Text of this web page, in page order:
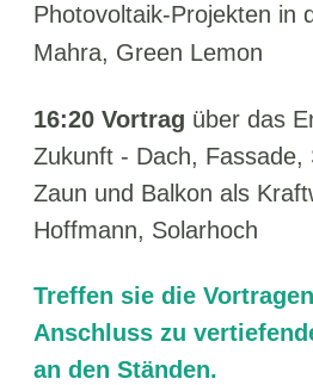
Photovoltaik-Projekten in
Mahra, Green Lemon
16:20 Vortrag über das
Zukunft - Dach, Fassade,
Zaun und Balkon als
Hoffmann, Solarhoch
Treffen sie die
Anschluss zu
an den Ständen.